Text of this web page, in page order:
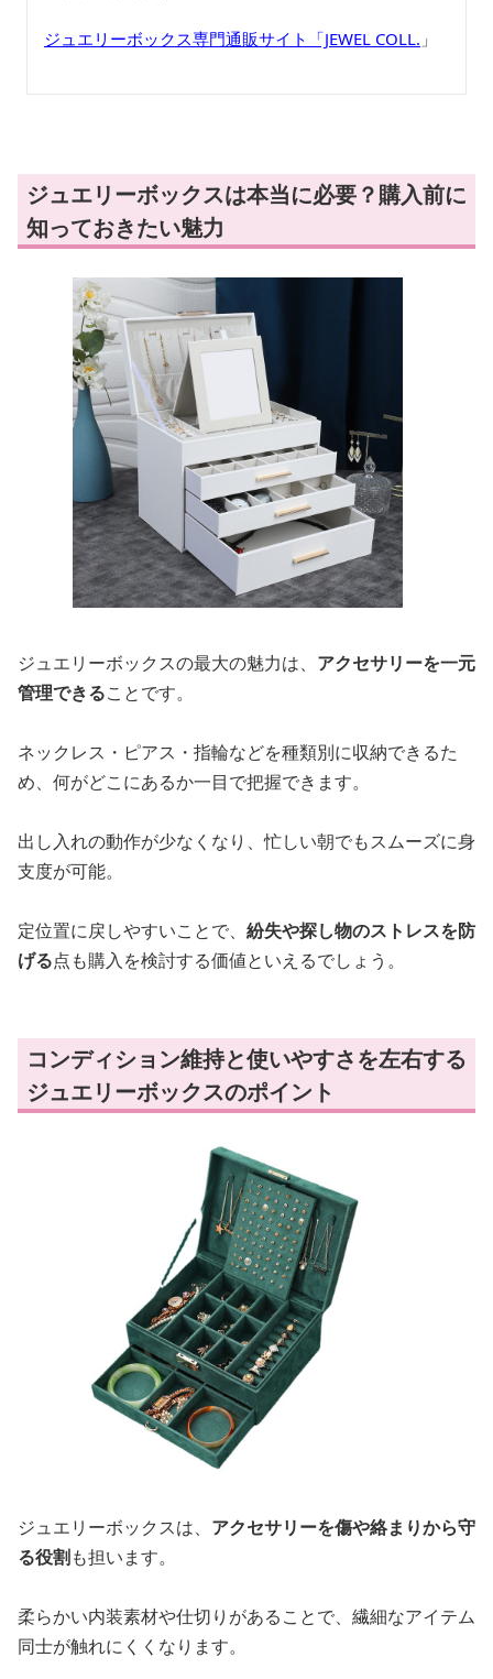
ジュエリーボックス専門通販サイト「JEWEL COLL. 」
ジュエリーボックスは本当に必要？購入前に
知っておきたい魅力
ジュエリーボックスの最大の魅力は、 アクセサリーを一元
管理できることです。
ネックレス・ピアス・指輪などを種類別に収納できるた
め、何がどこにあるか一目で把握できます。
出し入れの動作が少なくなり、忙しい朝でもスムーズに身
支度が可能。
定位置に戻しやすいことで、 紛失や探し物のストレスを防
げる点も購入を検討する価値といえるでしょう。
コンディション維持と使いやすさを左右する
ジュエリーボックスのポイント
ジュエリーボックスは、 アクセサリーを傷や絡まりから守
る役割も担います。
柔らかい内装素材や仕切りがあることで、繊細なアイテム
同士が触れにくくなります。